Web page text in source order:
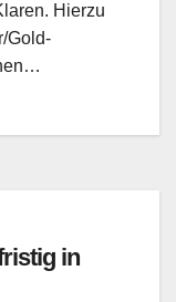
Hierzu
Gold-
in